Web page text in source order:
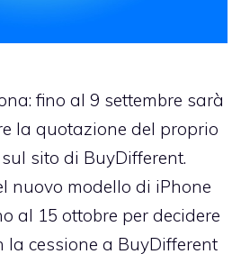
fino al 9 settembre sarà
la quotazione del proprio
sito di BuyDifferent.
nuovo modello di iPhone
al 15 ottobre per decidere
la cessione a BuyDifferent